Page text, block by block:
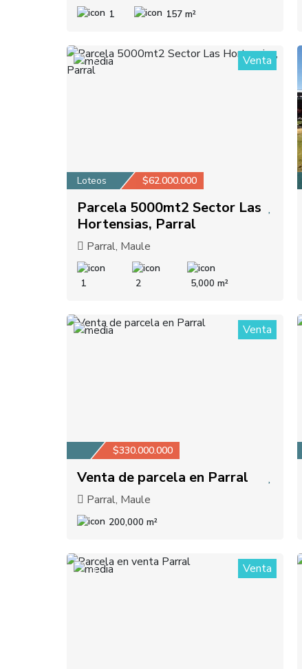
1 157 m²
7 Venta
Loteos $62.000.000
Parcela 5000mt2 Sector Las
Hortensias, Parral
Parral, Maule
1 2 5,000 m²
1 Venta
$330.000.000
Venta de parcela en Parral
Parral, Maule
200,000 m²
3 Venta